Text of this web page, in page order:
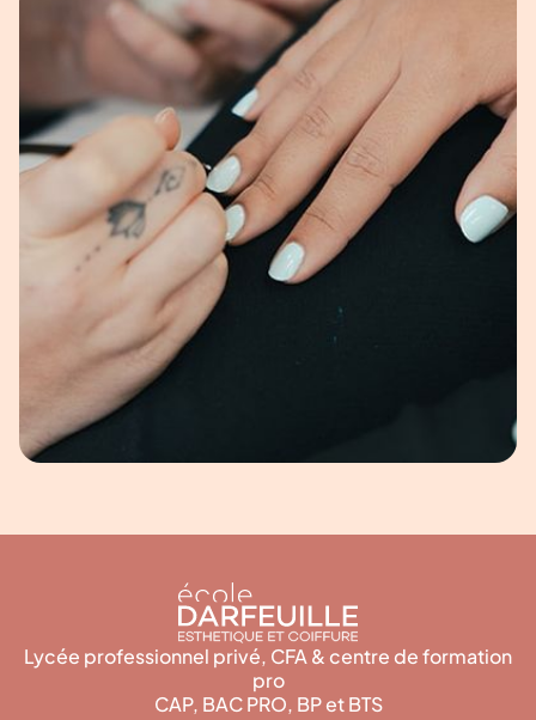
Lycée professionnel privé, CFA & centre de formation
pro
CAP, BAC PRO, BP et BTS